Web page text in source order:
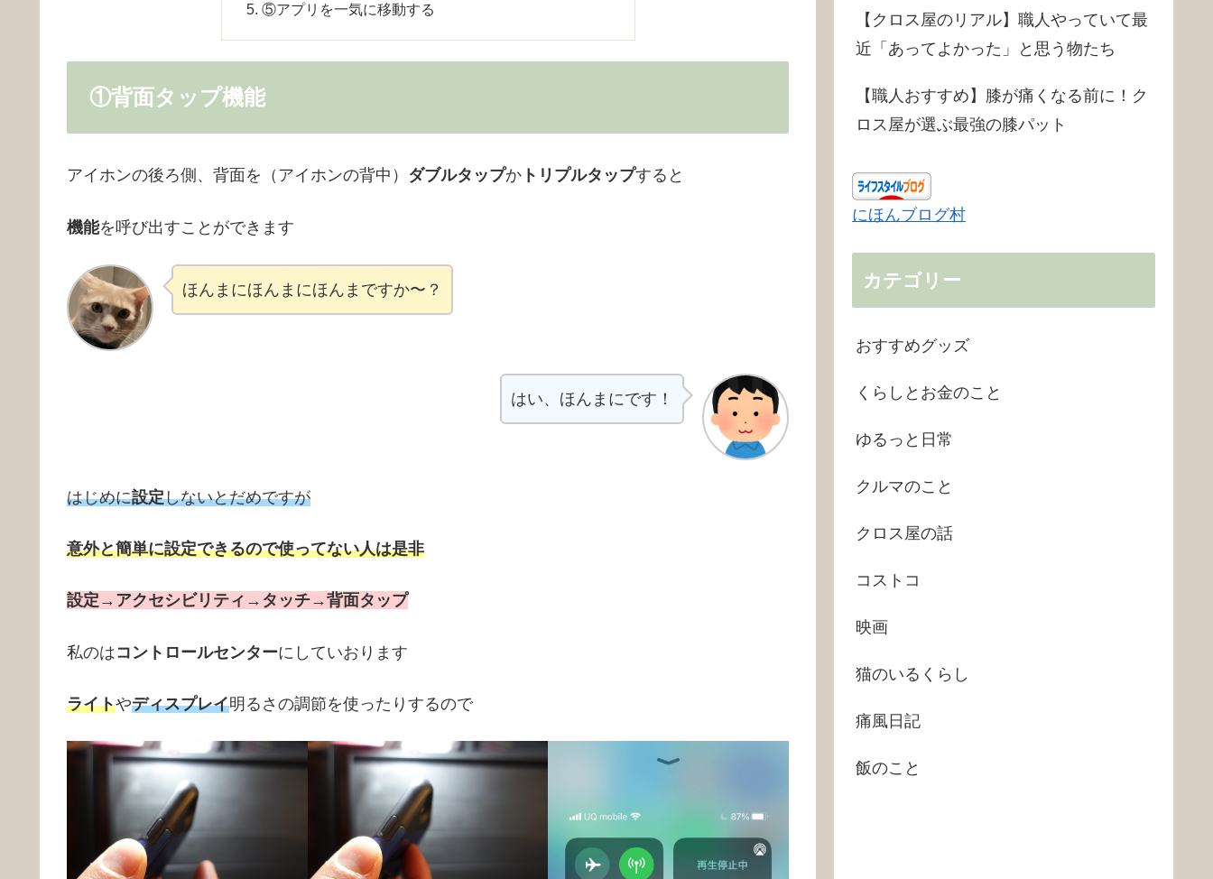
⑤アプリを一気に移動する
①背面タップ機能
アイホンの後ろ側、背面を（アイホンの背中） ダブルタップか トリプルタップすると
機能を呼び出すことができます
ほんまにほんまにほんまですか〜？
はい、ほんまにです！
はじめに設定しないとだめですが
意外と簡単に設定できるので使ってない人は是非
設定 → アクセシビリティ → タッチ→背面タップ
私のはコントロールセンターにしていおります
ライトやディスプレイ明るさの調節を使ったりするので
【クロス屋のリアル】職人やっていて最
近「あってよかった」と思う物たち
【職人おすすめ】膝が痛くなる前に！ク
ロス屋が選ぶ最強の膝パット
にほんブログ村
カテゴリー
おすすめグッズ
くらしとお金のこと
ゆるっと日常
クルマのこと
クロス屋の話
コストコ
映画
猫のいるくらし
痛風日記
飯のこと